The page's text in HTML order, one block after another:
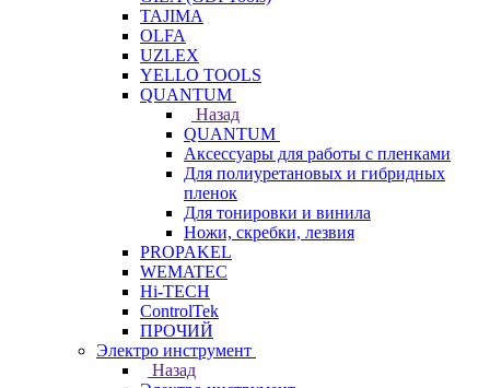
TAJIMA
OLFA
UZLEX
YELLO TOOLS
QUANTUM
Назад
QUANTUM
Аксессуары для работы с пленками
Для полиуретановых и гибридных
пленок
Для тонировки и винила
Ножи, скребки, лезвия
PROPAKEL
WEMATEC
Hi-TECH
ControlTek
ПРОЧИЙ
Электро инструмент
Назад